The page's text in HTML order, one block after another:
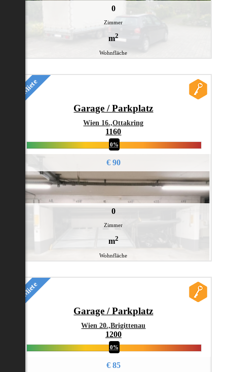
0
Zimmer
m2
Wohnfläche
Garage / Parkplatz
Wien 16.,Ottakring
1160
0%
Miete
€ 90
0
Zimmer
m2
Wohnfläche
Garage / Parkplatz
Wien 20.,Brigittenau
1200
0%
Miete
€ 85